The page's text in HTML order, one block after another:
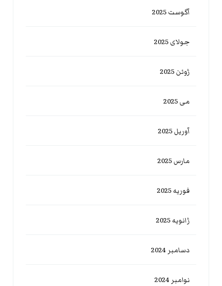
آگوست 2025
جولای 2025
ژوئن 2025
می 2025
آوریل 2025
مارس 2025
فوریه 2025
ژانویه 2025
دسامبر 2024
نوامبر 2024